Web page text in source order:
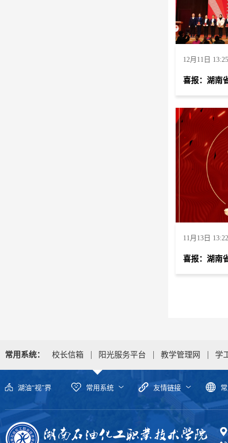
12月11日 13:25
11月13日 13:22
喜报：湖南
常用系统： 校长信箱 阳光服务平台 教学管理网 学
湖油“视”界 常用系统 友情链接